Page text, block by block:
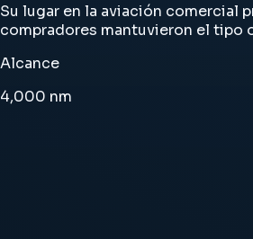
Su lugar en la aviación comercial
compradores mantuvieron el tipo
Alcance
4,000 nm